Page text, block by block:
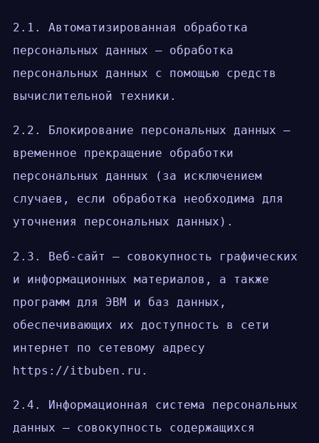
2.1. Автоматизированная обработка
персональных данных — обработка
персональных данных с помощью средств
вычислительной техники.
2.2. Блокирование персональных данных —
временное прекращение обработки
персональных данных (за исключением
случаев, если обработка необходима для
уточнения персональных данных).
2.3. Веб-сайт — совокупность графических
и информационных материалов, а также
программ для ЭВМ и баз данных,
обеспечивающих их доступность в сети
интернет по сетевому адресу
https://itbuben.ru.
2.4. Информационная система персональных
данных — совокупность содержащихся